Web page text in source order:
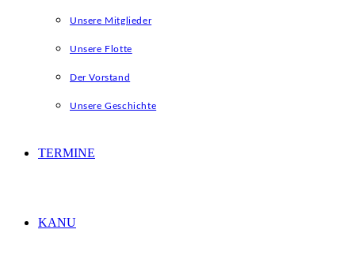
Unsere Mitglieder
Unsere Flotte
Der Vorstand
Unsere Geschichte
TERMINE
KANU